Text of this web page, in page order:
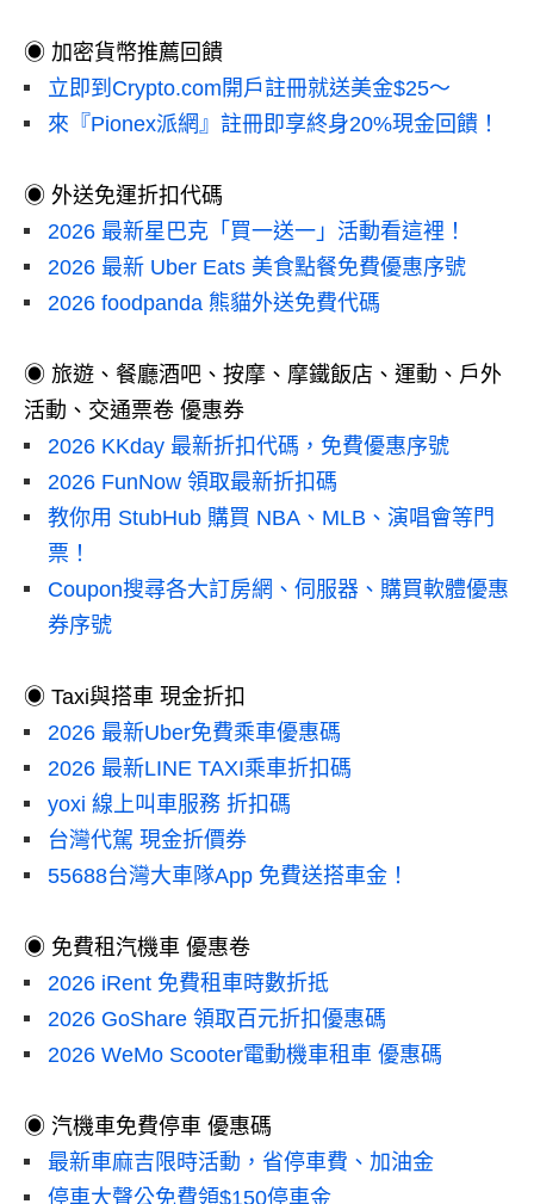
◉ 加密貨幣推薦回饋
立即到Crypto.com開戶註冊就送美金$25～
來『Pionex派網』註冊即享終身20%現金回饋！
◉ 外送免運折扣代碼
2026 最新星巴克「買一送一」活動看這裡！
2026 最新 Uber Eats 美食點餐免費優惠序號
2026 foodpanda 熊貓外送免費代碼
◉ 旅遊、餐廳酒吧、按摩、摩鐵飯店、運動、戶外
活動、交通票卷 優惠券
2026 KKday 最新折扣代碼，免費優惠序號
2026 FunNow 領取最新折扣碼
教你用 StubHub 購買 NBA、MLB、演唱會等門
票！
Coupon搜尋各大訂房網、伺服器、購買軟體優惠
券序號
◉ Taxi與搭車 現金折扣
2026 最新Uber免費乘車優惠碼
2026 最新LINE TAXI乘車折扣碼
yoxi 線上叫車服務 折扣碼
台灣代駕 現金折價券
55688台灣大車隊App 免費送搭車金！
◉ 免費租汽機車 優惠卷
2026 iRent 免費租車時數折抵
2026 GoShare 領取百元折扣優惠碼
2026 WeMo Scooter電動機車租車 優惠碼
◉ 汽機車免費停車 優惠碼
最新車麻吉限時活動，省停車費、加油金
停車大聲公免費領$150停車金